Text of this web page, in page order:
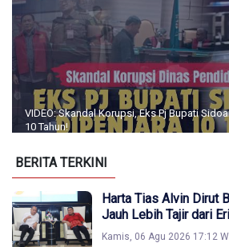
VIDEO: Skandal Korupsi, Eks Pj Bupati
10 Tahun!
BERITA TERKINI
Harta Tias Alvin Dirut
Jauh Lebih Tajir dari
Kamis, 06 Agu 2026 17:12